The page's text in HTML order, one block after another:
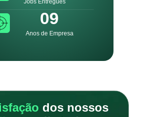
09
Anos de Empresa
dos nossos